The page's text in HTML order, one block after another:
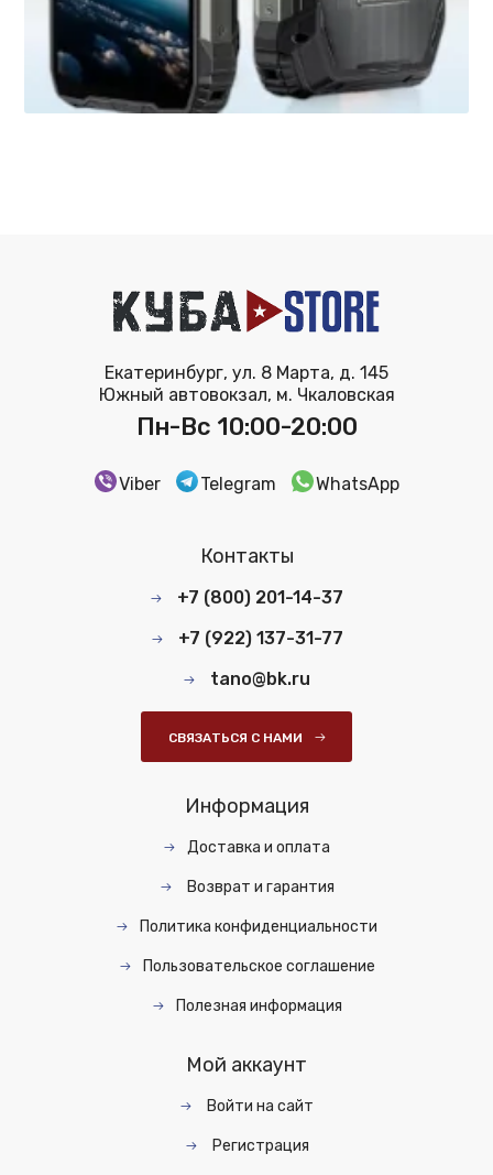
Екатеринбург, ул. 8 Марта, д. 145
Южный автовокзал, м. Чкаловская
Пн-Вс 10:00-20:00
Viber Telegram WhatsApp
Контакты
+7 (800) 201-14-37
+7 (922) 137-31-77
tano@bk.ru
СВЯЗАТЬСЯ С НАМИ
Информация
Доставка и оплата
Возврат и гарантия
Политика конфиденциальности
Пользовательское соглашение
Полезная информация
Мой аккаунт
Войти на сайт
Регистрация